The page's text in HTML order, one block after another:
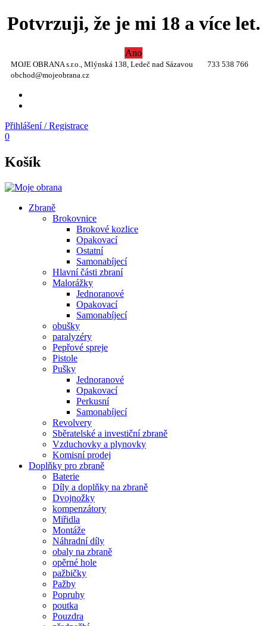
Potvrzuji, že je mi 18 a více let.
Ano
MOJE OBRANA s.r.o., Mlýnská 138, Ledeč nad Sázavou
733 538 766
obchod@mojeobrana.cz
Přihlášení / Registrace
0
Košík
Zbraně
Brokovnice
Brokové kozlice
Opakovací
Ostatní
Samonabíjecí
Hlavní části zbraní
Malorážky
Jednoranové
Opakovací
Samonabíjecí
obušky
paralyzéry
Pepřové spreje
Pistole
Pušky
Jednoranové
Opakovací
Perkusní
Samonabíjecí
Revolvery
Sběratelské a investiční zbraně
Vzduchovky a plynovky
Komisní prodej
Doplňky pro zbraně
Baterie
Díly a doplňky na zbraně
Dvojnožky
kompenzátory
Miřidla
Montáže
Náhradní díly
obaly na zbraně
opěrné hole
pažbičky
Pažby
Popruhy
poutka
Pouzdra